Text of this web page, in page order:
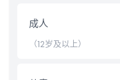
的需求。
提前预订阿库拉瓦水上
成人
（12岁及以上）